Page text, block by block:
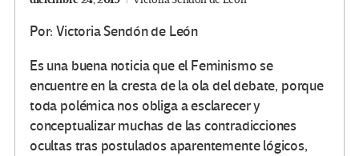
Por: Victoria Sendón de León
Es una buena noticia que el Feminismo se
encuentre en la cresta de la ola del debate, porque
toda polémica nos obliga a esclarecer y
conceptualizar muchas de las contradicciones
ocultas tras postulados aparentemente lógicos,